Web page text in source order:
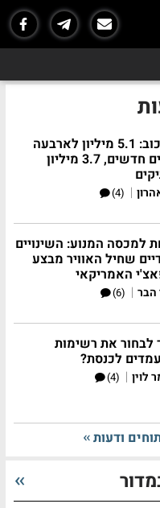
בורוכוב: 5.1 מיליון לארבעה
חדרים חדשים, 3.7 מיליון
|
(4)
למכסה המנוע: השינויים
שחיל האוויר מבצע
האמריקאי
הבר |
(6)
לבחור את רשימות
לכנסת?
לוין |
(4)
ודעות